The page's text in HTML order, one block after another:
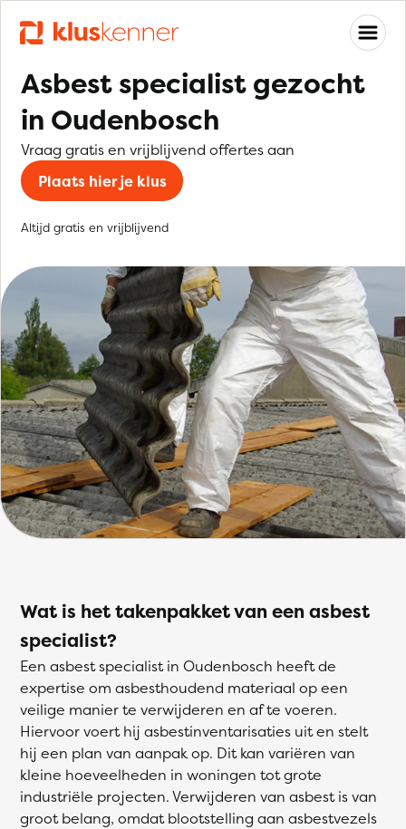
Asbest specialist gezocht
in Oudenbosch
Vraag gratis en vrijblijvend offertes aan
Plaats hier je klus
Altijd gratis en vrijblijvend
Wat is het takenpakket van een asbest
specialist?
Een asbest specialist in Oudenbosch heeft de
expertise om asbesthoudend materiaal op een
veilige manier te verwijderen en af te voeren.
Hiervoor voert hij asbestinventarisaties uit en stelt
hij een plan van aanpak op. Dit kan variëren van
kleine hoeveelheden in woningen tot grote
industriële projecten. Verwijderen van asbest is van
groot belang, omdat blootstelling aan asbestvezels